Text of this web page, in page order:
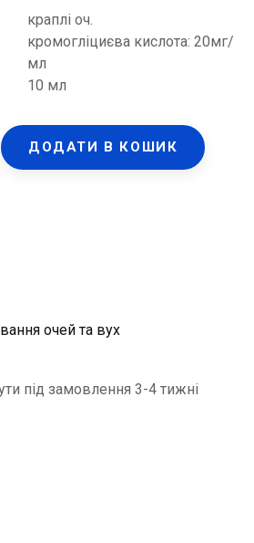
краплі оч.
кромогліциєва кислота: 20мг/
мл
10 мл
ДОДАТИ В КОШИК
очей та вух
під замовлення 3-4 тижні